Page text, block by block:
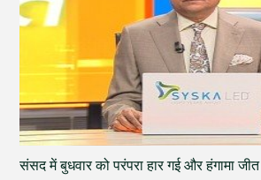
संसद में बुधवार को परंपरा हार गई और हंगामा